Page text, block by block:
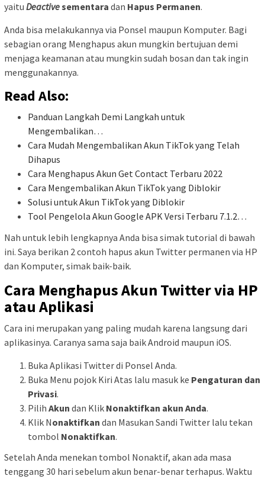
yaitu Deactivesementara dan Hapus Permanen.
Anda bisa melakukannya via Ponsel maupun Komputer. Bagi
sebagian orang Menghapus akun mungkin bertujuan demi
menjaga keamanan atau mungkin sudah bosan dan tak ingin
menggunakannya.
Read Also:
Panduan Langkah Demi Langkah untuk
Mengembalikan…
Cara Mudah Mengembalikan Akun TikTok yang Telah
Dihapus
Cara Menghapus Akun Get Contact Terbaru 2022
Cara Mengembalikan Akun TikTok yang Diblokir
Solusi untuk Akun TikTok yang Diblokir
Tool Pengelola Akun Google APK Versi Terbaru 7.1.2…
Nah untuk lebih lengkapnya Anda bisa simak tutorial di bawah
ini. Saya berikan 2 contoh hapus akun Twitter permanen via HP
dan Komputer, simak baik-baik.
Cara Menghapus Akun Twitter via HP
atau Aplikasi
Cara ini merupakan yang paling mudah karena langsung dari
aplikasinya. Caranya sama saja baik Android maupun iOS.
Buka Aplikasi Twitter di Ponsel Anda.
Buka Menu pojok Kiri Atas lalu masuk ke Pengaturan dan
Privasi.
Pilih Akun dan Klik Nonaktifkan akun Anda.
Klik Nonaktifkan dan Masukan Sandi Twitter lalu tekan
tombol Nonaktifkan.
Setelah Anda menekan tombol Nonaktif, akan ada masa
tenggang 30 hari sebelum akun benar-benar terhapus. Waktu